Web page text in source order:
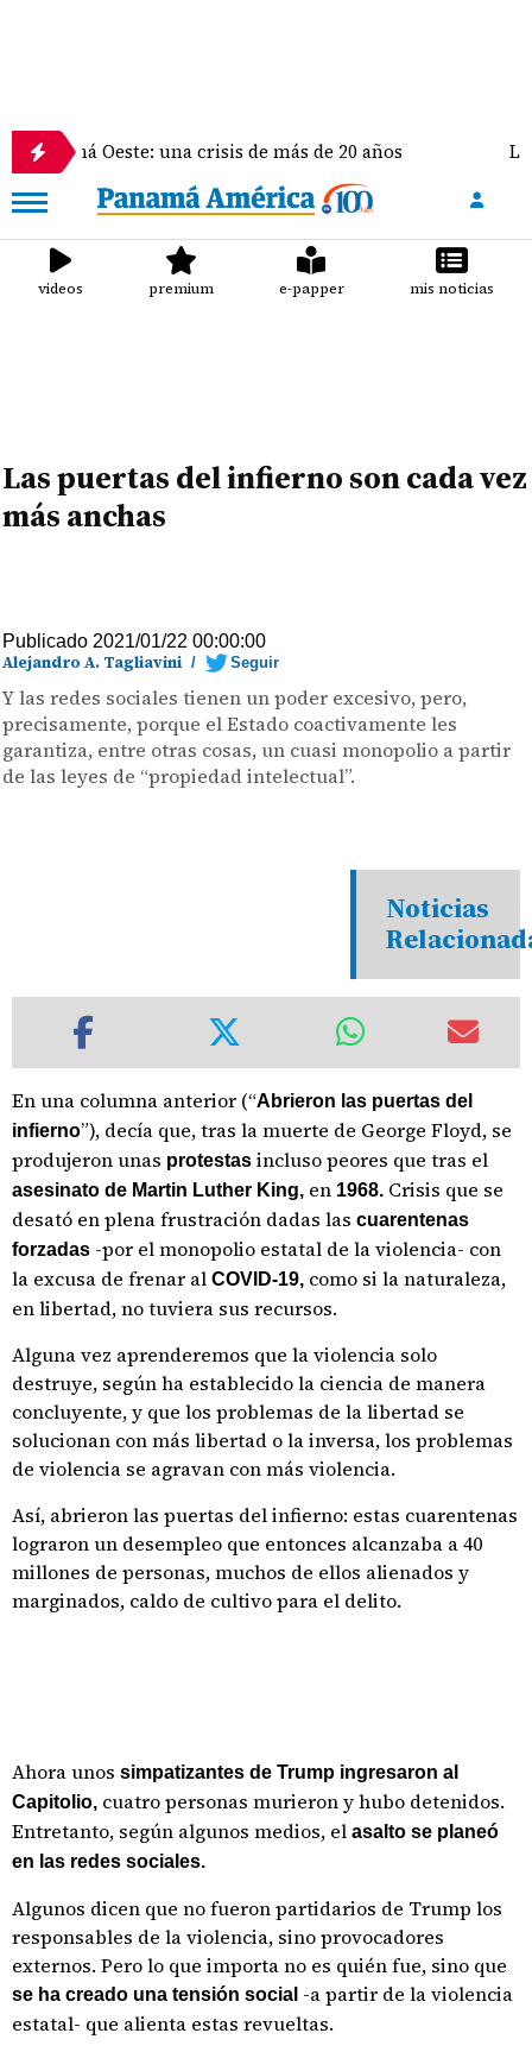
Oeste: una crisis de más de 20 años La
videos premium e-papper mis noticias
Las puertas del infierno son cada vez
más anchas
Publicado 2021/01/22 00:00:00
Alejandro A. Tagliavini / Seguir
Y las redes sociales tienen un poder excesivo, pero,
precisamente, porque el Estado coactivamente les
garantiza, entre otras cosas, un cuasi monopolio a partir
de las leyes de “propiedad intelectual”.
Noticias
En una columna anterior (“Abrieron las puertas del
infierno”), decía que, tras la muerte de George Floyd, se
produjeron unas protestas incluso peores que tras el
asesinato de Martin Luther King, en 1968. Crisis que se
desató en plena frustración dadas las cuarentenas
forzadas -por el monopolio estatal de la violencia- con
la excusa de frenar al COVID-19, como si la naturaleza,
en libertad, no tuviera sus recursos.
Alguna vez aprenderemos que la violencia solo
destruye, según ha establecido la ciencia de manera
concluyente, y que los problemas de la libertad se
solucionan con más libertad o la inversa, los problemas
de violencia se agravan con más violencia.
Así, abrieron las puertas del infierno: estas cuarentenas
lograron un desempleo que entonces alcanzaba a 40
millones de personas, muchos de ellos alienados y
marginados, caldo de cultivo para el delito.
Ahora unos simpatizantes de Trump ingresaron al
Capitolio, cuatro personas murieron y hubo detenidos.
Entretanto, según algunos medios, el asalto se planeó
en las redes sociales.
Algunos dicen que no fueron partidarios de Trump los
responsables de la violencia, sino provocadores
externos. Pero lo que importa no es quién fue, sino que
se ha creado una tensión social -a partir de la violencia
estatal- que alienta estas revueltas.